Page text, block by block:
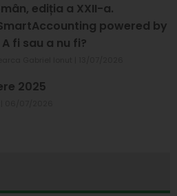
ediția a XXII-a.
powered by
A fi sau a nu fi?
2025